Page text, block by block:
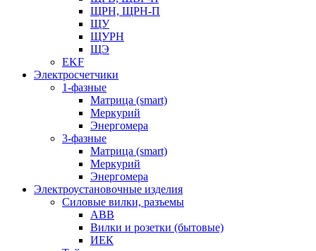
ЩРН, ЩРН-П
ЩУ
ЩУРН
ЩЭ
EKF
Электросчетчики
1-фазные
Матрица (smart)
Меркурий
Энергомера
3-фазные
Матрица (smart)
Меркурий
Энергомера
Электроустановочные изделия
Силовые вилки, разъемы
ABB
Вилки и розетки (бытовые)
ИЕК